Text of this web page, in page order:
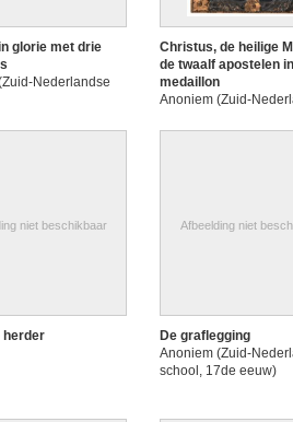
glorie met drie
Nederlandse
Christus, de heilige
de twaalf apostelen in
medaillon
Anoniem (Zuid-
niet beschikbaar
herder
Afbeelding niet
De graflegging
Anoniem (Zuid-
school, 17de eeuw)